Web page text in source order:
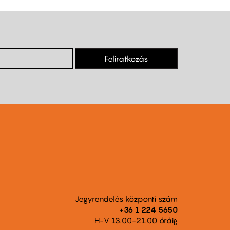
Feliratkozás
Jegyrendelés központi szám
+36 1 224 5650
H-V 13.00-21.00 óráig